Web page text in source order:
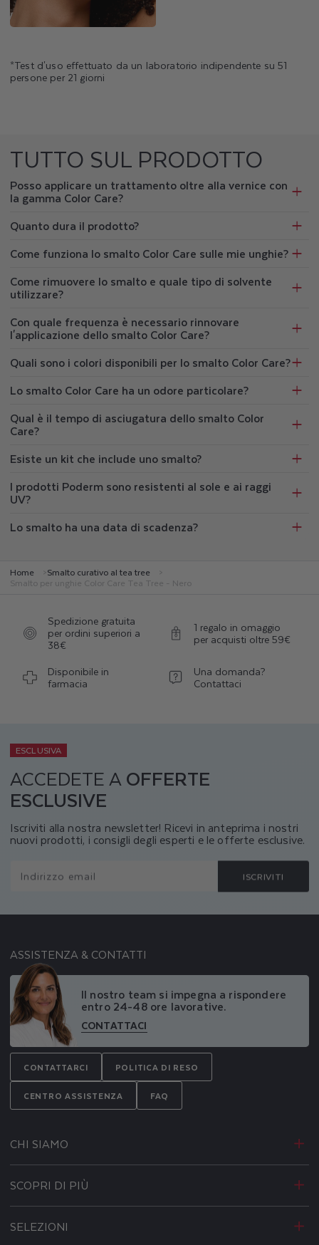
*Test d'uso effettuato da un laboratorio indipendente su 51
persone per 21 giorni
TUTTO SUL PRODOTTO
Posso applicare un trattamento oltre alla vernice con
la gamma Color Care?
Quanto dura il prodotto?
Come funziona lo smalto Color Care sulle mie unghie?
Come rimuovere lo smalto e quale tipo di solvente
utilizzare?
Con quale frequenza è necessario rinnovare
l'applicazione dello smalto Color Care?
Quali sono i colori disponibili per lo smalto Color Care?
Lo smalto Color Care ha un odore particolare?
Qual è il tempo di asciugatura dello smalto Color
Care?
Esiste un kit che include uno smalto?
I prodotti Poderm sono resistenti al sole e ai raggi
UV?
Lo smalto ha una data di scadenza?
Home Smalto curativo al tea tree
Smalto per unghie Color Care Tea Tree - Nero
Spedizione gratuita
per ordini superiori a
38€
1 regalo in omaggio
per acquisti oltre 59€
Disponibile in
farmacia
Una domanda?
Contattaci
ESCLUSIVA
ACCEDETE AOFFERTE
ESCLUSIVE
Iscriviti alla nostra newsletter! Ricevi in anteprima i nostri
nuovi prodotti, i consigli degli esperti e le offerte esclusive.
Indirizzo email ISCRIVITI
ASSISTENZA & CONTATTI
Il nostro team si impegna a rispondere
entro 24-48 ore lavorative.
CONTATTACI
CONTATTARCI POLITICA DI RESO
CENTRO ASSISTENZA FAQ
CHI SIAMO
SCOPRI DI PIÙ
SELEZIONI